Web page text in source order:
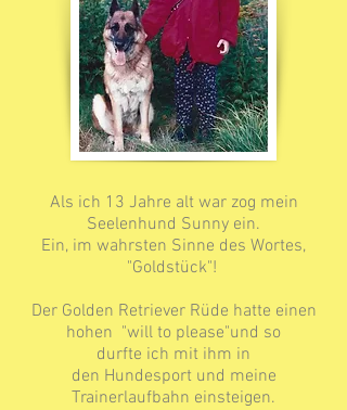
Als ich 13 Jahre alt war zog mein
Seelenhund Sunny ein.
Ein, im wahrsten Sinne des Wortes,
"Goldstück"!
Der Golden Retriever Rüde hatte einen
hohen "will to please"und so
durfte ich mit ihm in
den Hundesport und meine
Trainerlaufbahn einsteigen.